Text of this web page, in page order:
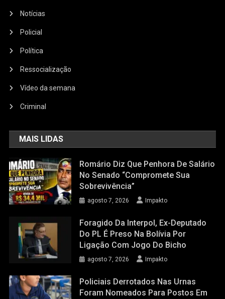
Notícias
Policial
Política
Ressocialização
Vídeo da semana
Criminal
MAIS LIDAS
Romário Diz Que Penhora De Salário
No Senado “compromete Sua
Sobrevivência”
agosto 7, 2026 Impakto
Foragido Da Interpol, Ex-Deputado
Do PL É Preso Na Bolívia Por
Ligação Com Jogo Do Bicho
agosto 7, 2026 Impakto
Policiais Derrotados Nas Urnas
Foram Nomeados Para Postos Em